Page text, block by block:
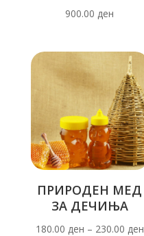
900.00ден
ПРИРОДЕН МЕД
ЗА ДЕЧИЊА
180.00 ден – 230.00 ден